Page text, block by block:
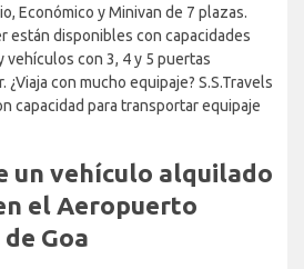
Económico y Minivan de 7 plazas.
están disponibles con capacidades
vehículos con 3, 4 y 5 puertas
con mucho equipaje? S.S.Travels
capacidad para transportar equipaje
un vehículo alquilado
el Aeropuerto
Goa